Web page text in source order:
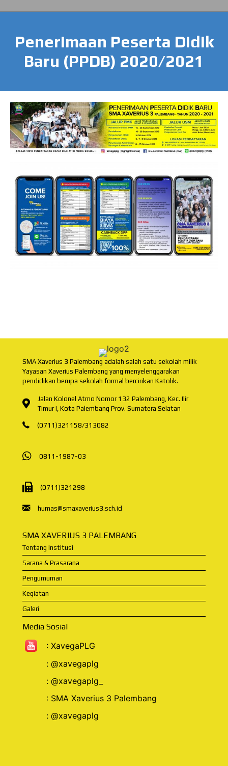
Penerimaan Peserta Didik
Baru (PPDB) 2020/2021
SMA Xaverius 3 Palembang adalah salah satu sekolah milik
Yayasan Xaverius Palembang yang menyelenggarakan
pendidikan berupa sekolah formal bercirikan Katolik.
Jalan Kolonel Atmo Nomor 132 Palembang, Kec. Ilir
Timur I, Kota Palembang Prov. Sumatera Selatan
(0711)321158/313082
0811-1987-03
(0711)321298
humas@smaxaverius3.sch.id
SMA XAVERIUS 3 PALEMBANG
Tentang Institusi
Sarana & Prasarana
Pengumuman
Kegiatan
Galeri
Media Sosial
: XavegaPLG
: @xavegaplg
: @xavegaplg_
: SMA Xaverius 3 Palembang
: @xavegaplg